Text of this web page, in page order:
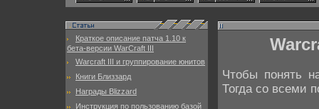
Краткое описание патча 1.10 к
бета-версии WarCraft III
Warcraft III и группирование юнитов
Книги Близзард
Награды Blizzard
Инструкция по пользованию базой
Чтобы понять
Тогда со всеми